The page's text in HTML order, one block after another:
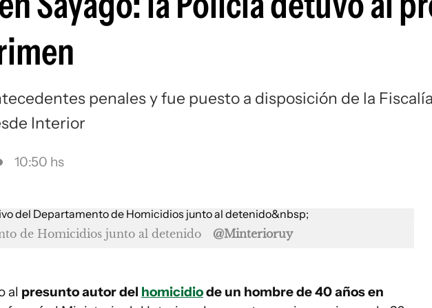
penales y fue puesto a disposición de la
Interior
10:50 hs
de Homicidios junto al detenido @Minterioruy
al presunto autor del homicidiode un hombre de 40 años en